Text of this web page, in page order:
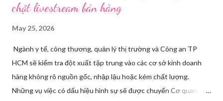
chặt livestream bán hàng
May 25, 2026
Ngành y tế, công thương, quản lý thị trường và Công an TP
HCM sẽ kiểm tra đột xuất tập trung vào các cơ sở kinh doanh
hàng không rõ nguồn gốc, nhập lậu hoặc kém chất lượng.
Những vụ việc có dấu hiệu hình sự sẽ được chuyển Cơ quan